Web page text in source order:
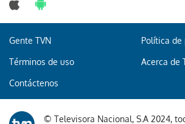
Gente TVN Política de
Términos de uso Acerca de
Contáctenos
© Televisora Nacional, S.A 2024,